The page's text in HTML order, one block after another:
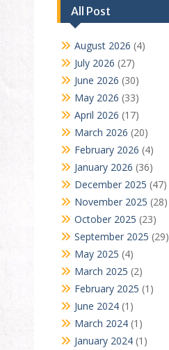
All Post
August 2026 (4)
July 2026 (27)
June 2026 (30)
May 2026 (33)
April 2026 (17)
March 2026 (20)
February 2026 (4)
January 2026 (36)
December 2025 (47)
November 2025 (28)
October 2025 (23)
September 2025 (29)
May 2025 (4)
March 2025 (2)
February 2025 (1)
June 2024(1)
March 2024(1)
January 2024(1)